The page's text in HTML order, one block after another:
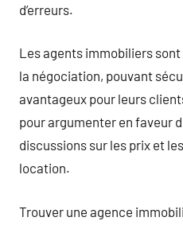
d’erreurs.
Les agents immobiliers sont
la négociation, pouvant
avantageux pour leurs
pour argumenter en faveur
discussions sur les prix et
location.
Trouver une agence